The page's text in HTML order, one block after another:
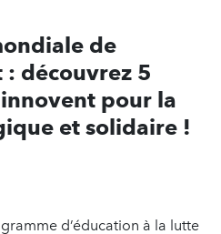
de
découvrez 5
pour la
et solidaire !
d’éducation à la lutte